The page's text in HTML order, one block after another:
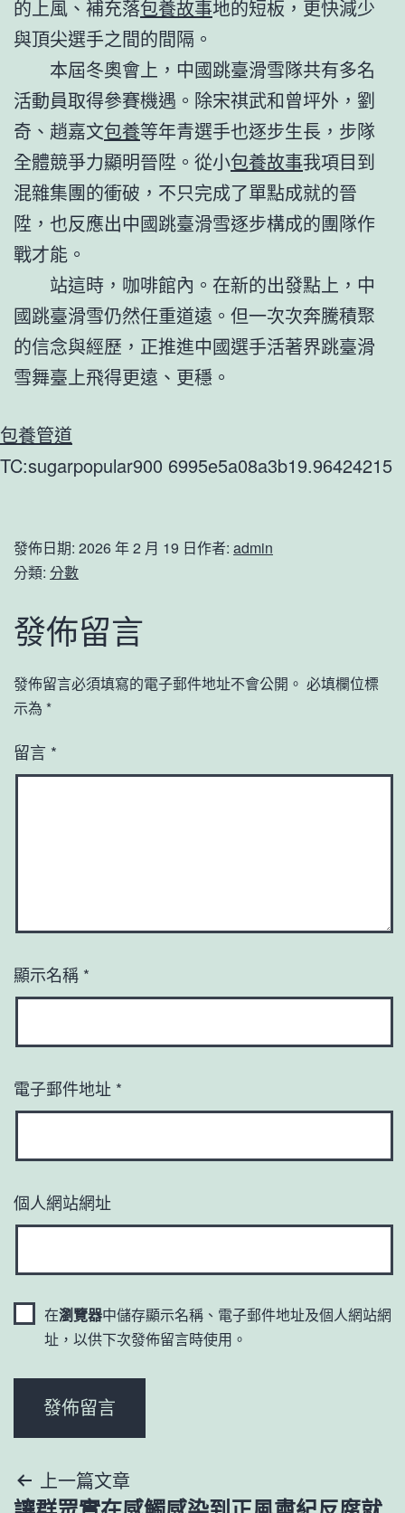
的上風、補充落包養故事地的短板，更快減少
與頂尖選手之間的間隔。
本屆冬奧會上，中國跳臺滑雪隊共有多名
活動員取得參賽機遇。除宋祺武和曾坪外，劉
奇、趙嘉文包養等年青選手也逐步生長，步隊
全體競爭力顯明晉陞。從小包養故事我項目到
混雜集團的衝破，不只完成了單點成就的晉
陞，也反應出中國跳臺滑雪逐步構成的團隊作
戰才能。
站這時，咖啡館內。在新的出發點上，中
國跳臺滑雪仍然任重道遠。但一次次奔騰積聚
的信念與經歷，正推進中國選手活著界跳臺滑
雪舞臺上飛得更遠、更穩。
包養管道
TC:sugarpopular900 6995e5a08a3b19.96424215
發佈日期: 2026 年 2 月 19 日作者: admin
分類: 分數
發佈留言
發佈留言必須填寫的電子郵件地址不會公開。 必填欄位標
示為 *
留言 *
顯示名稱 *
電子郵件地址 *
個人網站網址
在瀏覽器中儲存顯示名稱、電子郵件地址及個人網站網
址，以供下次發佈留言時使用。
文上一篇文章